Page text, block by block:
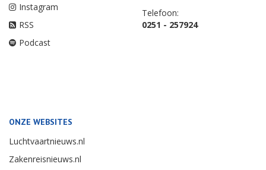
Instagram
RSS
Podcast
Telefoon:
0251 - 257924
ONZE WEBSITES
Luchtvaartnieuws.nl
Zakenreisnieuws.nl